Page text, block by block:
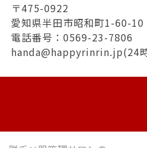
〒475-0922
愛知県半田市昭和町1-60-10
電話番号：0569-23-7806
handa@happyrinrin.jp(24